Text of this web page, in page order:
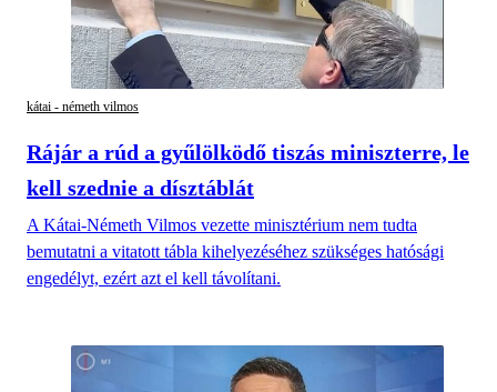
kátai - németh vilmos
Rájár a rúd a gyűlölködő tiszás miniszterre, le
kell szednie a dísztáblát
A Kátai-Németh Vilmos vezette minisztérium nem tudta
bemutatni a vitatott tábla kihelyezéséhez szükséges hatósági
engedélyt, ezért azt el kell távolítani.